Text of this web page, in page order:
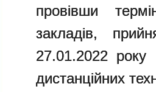
провівши
закладів,
27.01.2022 року
дистанційних